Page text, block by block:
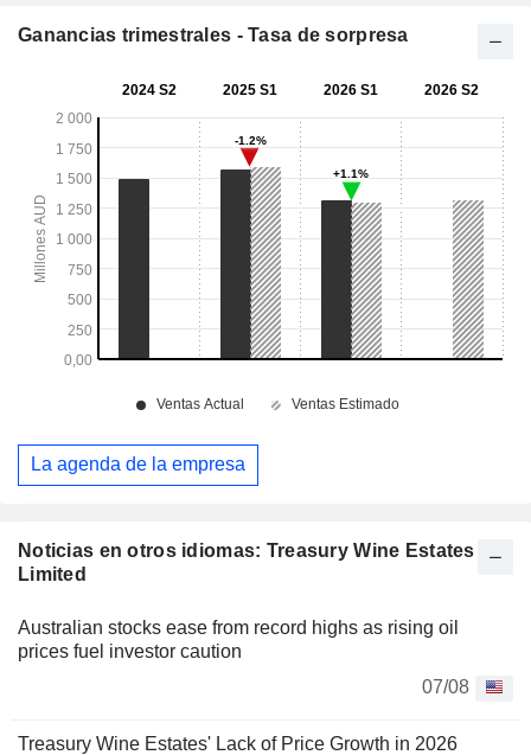
Noticias en otros idiomas: Treasury Wine Estates
Limited
Australian stocks ease from record highs as rising oil
prices fuel investor caution
07/08
Treasury Wine Estates' Lack of Price Growth in 2026
Ganancias trimestrales - Tasa de sorpresa
La agenda de la empresa